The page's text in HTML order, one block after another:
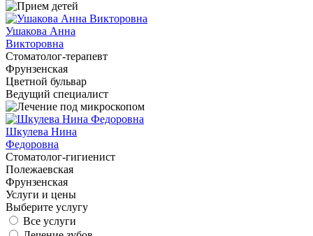
Ушакова Анна
Викторовна
Cтоматолог-терапевт
Фрунзенская
Цветной бульвар
Ведущий специалист
Шкулева Нина
Федоровна
Cтоматолог-гигиенист
Полежаевская
Фрунзенская
Услуги и цены
Выберите услугу
Все услуги